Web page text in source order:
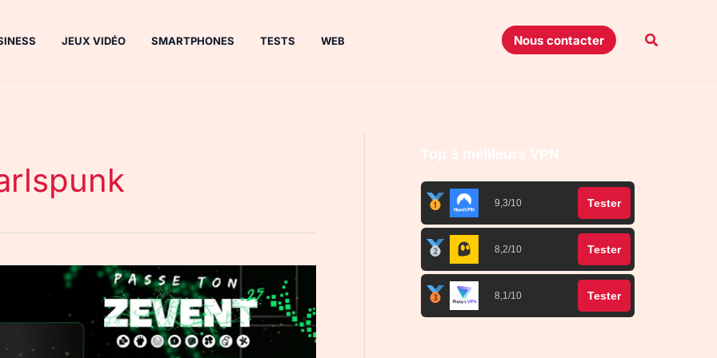
JEUX VIDÉO SMARTPHONES TESTS WEB Nous contacter
Top 3 meilleurs VPN
9,3/10 Tester
8,2/10 Tester
8,1/10 Tester